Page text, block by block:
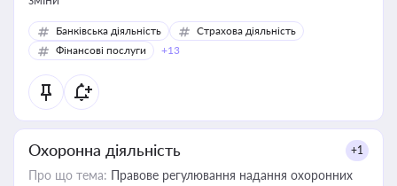
Банківська діяльність
Страхова діяльність
Фінансові послуги
+13
Охоронна діяльність +1
Про що тема: Правове регулювання надання охоронних